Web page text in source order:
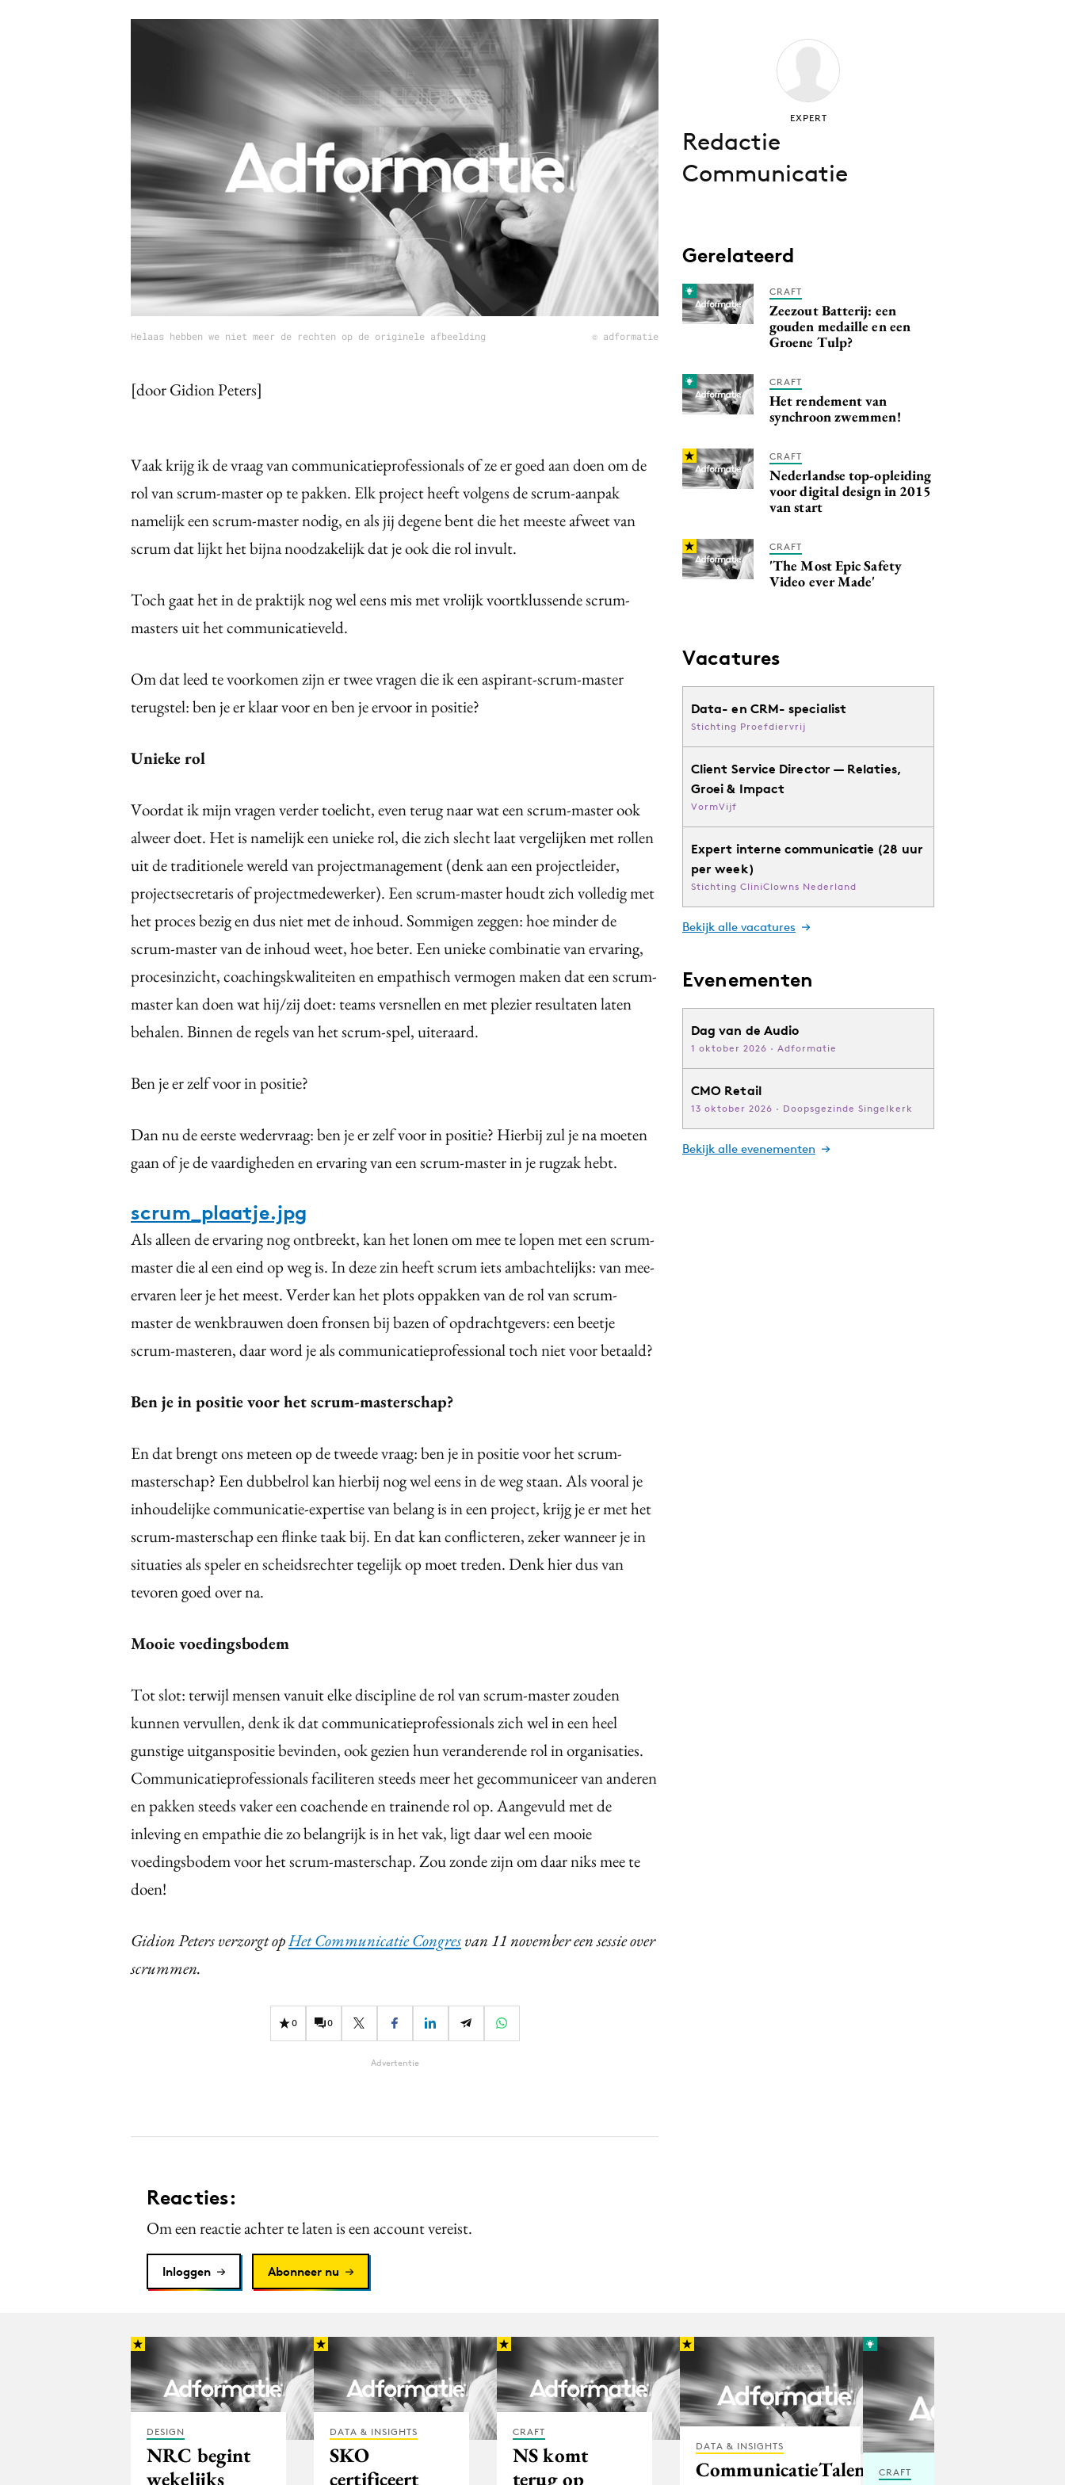
Gedragsverandering
Influencer marketing
Interne communicatie
Martech
Purpose Marketing
Reputatie & crisis
Helaas hebben we niet meer de rechten op de originele afbeelding © adformatie
[door Gidion Peters]
Vaak krijg ik de vraag van communicatieprofessionals of ze er goed aan doen om de
rol van scrum-master op te pakken. Elk project heeft volgens de scrum-aanpak
namelijk een scrum-master nodig, en als jij degene bent die het meeste afweet van
scrum dat lijkt het bijna noodzakelijk dat je ook die rol invult.
Toch gaat het in de praktijk nog wel eens mis met vrolijk voortklussende scrum-
masters uit het communicatieveld.
Om dat leed te voorkomen zijn er twee vragen die ik een aspirant-scrum-master
terugstel: ben je er klaar voor en ben je ervoor in positie?
Unieke rol
Voordat ik mijn vragen verder toelicht, even terug naar wat een scrum-master ook
alweer doet. Het is namelijk een unieke rol, die zich slecht laat vergelijken met rollen
uit de traditionele wereld van projectmanagement (denk aan een projectleider,
projectsecretaris of projectmedewerker). Een scrum-master houdt zich volledig met
het proces bezig en dus niet met de inhoud. Sommigen zeggen: hoe minder de
scrum-master van de inhoud weet, hoe beter. Een unieke combinatie van ervaring,
procesinzicht, coachingskwaliteiten en empathisch vermogen maken dat een scrum-
master kan doen wat hij/zij doet: teams versnellen en met plezier resultaten laten
behalen. Binnen de regels van het scrum-spel, uiteraard.
Ben je er zelf voor in positie?
Dan nu de eerste wedervraag: ben je er zelf voor in positie? Hierbij zul je na moeten
gaan of je de vaardigheden en ervaring van een scrum-master in je rugzak hebt.
scrum_plaatje.jpg
Als alleen de ervaring nog ontbreekt, kan het lonen om mee te lopen met een scrum-
master die al een eind op weg is. In deze zin heeft scrum iets ambachtelijks: van mee-
ervaren leer je het meest. Verder kan het plots oppakken van de rol van scrum-
master de wenkbrauwen doen fronsen bij bazen of opdrachtgevers: een beetje
scrum-masteren, daar word je als communicatieprofessional toch niet voor betaald?
Ben je in positie voor het scrum-masterschap?
En dat brengt ons meteen op de tweede vraag: ben je in positie voor het scrum-
masterschap? Een dubbelrol kan hierbij nog wel eens in de weg staan. Als vooral je
inhoudelijke communicatie-expertise van belang is in een project, krijg je er met het
scrum-masterschap een flinke taak bij. En dat kan conflicteren, zeker wanneer je in
situaties als speler en scheidsrechter tegelijk op moet treden. Denk hier dus van
tevoren goed over na.
Mooie voedingsbodem
Tot slot: terwijl mensen vanuit elke discipline de rol van scrum-master zouden
kunnen vervullen, denk ik dat communicatieprofessionals zich wel in een heel
gunstige uitganspositie bevinden, ook gezien hun veranderende rol in organisaties.
Communicatieprofessionals faciliteren steeds meer het gecommuniceer van anderen
en pakken steeds vaker een coachende en trainende rol op. Aangevuld met de
inleving en empathie die zo belangrijk is in het vak, ligt daar wel een mooie
voedingsbodem voor het scrum-masterschap. Zou zonde zijn om daar niks mee te
doen!
Gidion Peters verzorgt opHet Communicatie Congresvan 11 november een sessie over
scrummen.
0 0
Advertentie
Reacties:
Om een reactie achter te laten is een account vereist.
Inloggen Abonneer nu
EXPERT
Redactie
Communicatie
Gerelateerd
CRAFT
Zeezout Batterij: een
gouden medaille en een
Groene Tulp?
CRAFT
Het rendement van
synchroon zwemmen!
CRAFT
Nederlandse top-opleiding
voor digital design in 2015
van start
CRAFT
'The Most Epic Safety
Video ever Made'
Vacatures
Data- en CRM- specialist
Stichting Proefdiervrij
Client Service Director — Relaties,
Groei & Impact
VormVijf
Expert interne communicatie (28 uur
per week)
Stichting CliniClowns Nederland
Bekijk alle vacatures
Evenementen
Dag van de Audio
1 oktober 2026 · Adformatie
CMO Retail
13 oktober 2026 · Doopsgezinde Singelkerk
Bekijk alle evenementen
DESIGN
NRC begint
wekelijks
DATA & INSIGHTS
SKO
certificeert
CRAFT
NS komt
terug op
DATA & INSIGHTS
CommunicatieTalent
CRAFT